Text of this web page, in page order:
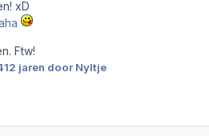
xD
Ftw!
12 jaren door Nyltje